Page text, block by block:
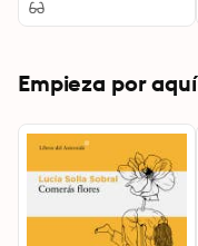
Empieza por aquí